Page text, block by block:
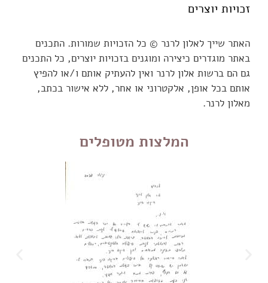
זכויות יוצרים
האתר שייך לאלון לרנר © כל הזכויות שמורות. התכנים
באתר מוגדרים כיצירה ומוגנים בזכויות יוצרים, כל התכנים
גם הם ברשות אלון לרנר ואין להעתיק אותם ו/או להפיץ
אותם בכל אופן, אלקטרוני או אחר, ללא אישור בכתב,
מאלון לרנר.
המלצות מטופלים